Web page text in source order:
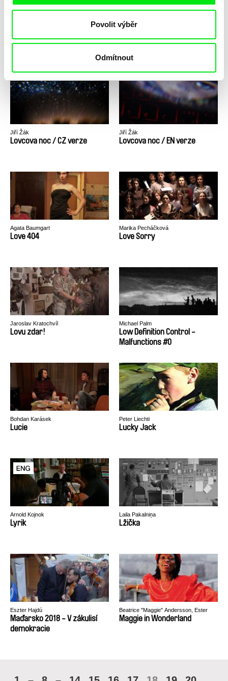
Povolit výběr
Odmítnout
Andrea Slováková
Loosova bedna Losev
Jiří Žák
Lovcova noc / CZ verze
Jiří Žák
Lovcova noc / EN verze
Agata Baumgart
Love 404
Marika Pecháčková
Love Sorry
Jaroslav Kratochvíl
Lovu zdar!
Michael Palm
Low Definition Control -
Malfunctions #0
Bohdan Karásek
Lucie
Peter Liechti
Lucky Jack
Arnold Kojnok
Lyrik
Laila Pakalniņa
Lžička
Eszter Hajdú
Maďarsko 2018 - V zákulisí
demokracie
Beatrice "Maggie" Andersson, Ester
Martin Bergsmark, Mark Hammarberg
Maggie in Wonderland